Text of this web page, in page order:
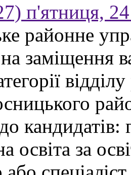
п'ятниця, 24
районне
заміщення
кандидатів:
освіта за